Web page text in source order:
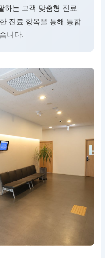
하는 고객 맞춤형 진료
진료 항목을 통해 통합
니다.